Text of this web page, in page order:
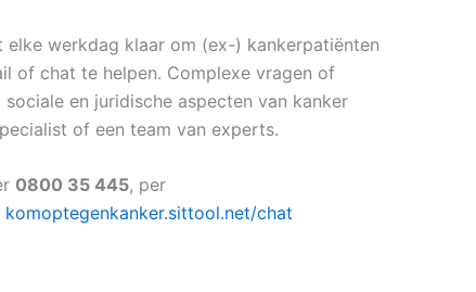
werkdag klaar om (ex-) kankerpatiënten
of chat te helpen. Complexe vragen of
en juridische aspecten van kanker
of een team van experts.
0800 35 445, per
komoptegenkanker.sittool.net/chat